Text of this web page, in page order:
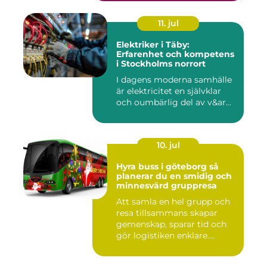
11. jul
Elektriker i Täby:
Erfarenhet och kompetens
i Stockholms norrort
I dagens moderna samhälle
är elektricitet en självklar
och oumbärlig del av v&ar...
10. jul
Hyra buss i göteborg så
planerar du en smidig och
minnesvärd gruppresa
Att samla en hel grupp och
resa tillsammans skapar
gemenskap, sparar tid och
gör logistiken enklare....